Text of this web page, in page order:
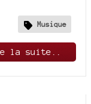
Musique
la suite..